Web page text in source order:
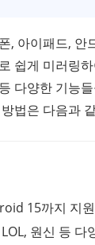
, 아이패드, 안
쉽게 미러링
다양한 기능
법은 다음과
15까지 지
원신 등 다